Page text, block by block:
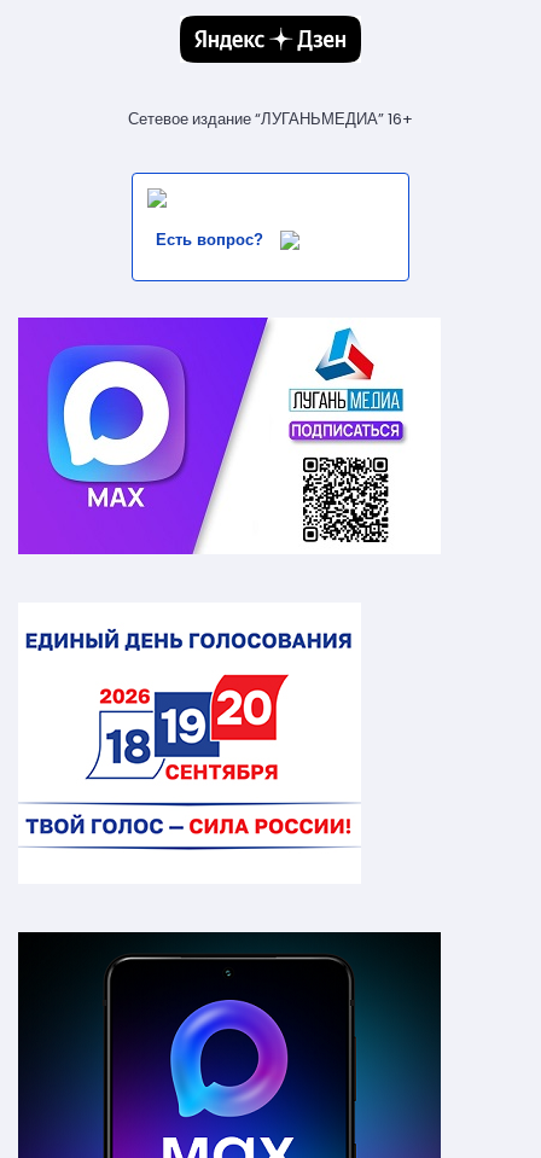
Сетевое издание “ЛУГАНЬМЕДИА” 16+
Есть вопрос?